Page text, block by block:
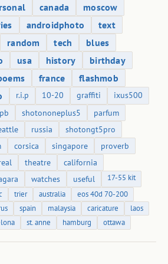
canada
moscow
androidphoto
text
random tech
blues
usa history
birthday
france
flashmob
r.i.p 10-20 graffiti
ixus500
shotononeplus5
parfum
russia
shotongt5pro
corsica singapore
proverb
theatre
california
watches useful
17-55 kit
trier australia
eos 40d 70-200
spain malaysia caricature
laos
st. anne hamburg ottawa